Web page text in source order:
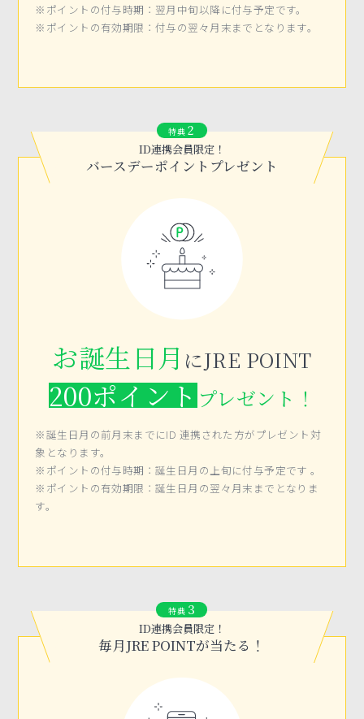
※ポイントの付与時期：翌月中旬以降に付与予定です。
※ポイントの有効期限：付与の翌々月末までとなります。
特典 2
ID連携会員限定！
バースデーポイントプレゼント
お誕生日月 にJRE POINT
200ポイントプレゼント！
※誕生日月の前月末までにID 連携された方がプレゼント対
象となります。
※ポイントの付与時期：誕生日月の上旬に付与予定です 。
※ポイントの有効期限：誕生日月の翌々月末までとなりま
す。
特典 3
ID連携会員限定！
毎月JRE POINTが当たる！